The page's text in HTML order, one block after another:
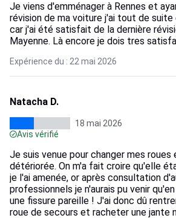
Je viens d'emménager à Rennes et
révision de ma voiture j'ai tout de suite
car j'ai été satisfait de la dernière
Mayenne. Là encore je dois tres
Expérience du : 22 mai 2026
Natacha D.
18 mai 2026
Avis vérifié
Je suis venue pour changer mes
détériorée. On m'a fait croire qu'elle
je l'ai amenée, or après consultation
professionnels je n'aurais pu venir
une fissure pareille ! J'ai donc dû
roue de secours et racheter une jante